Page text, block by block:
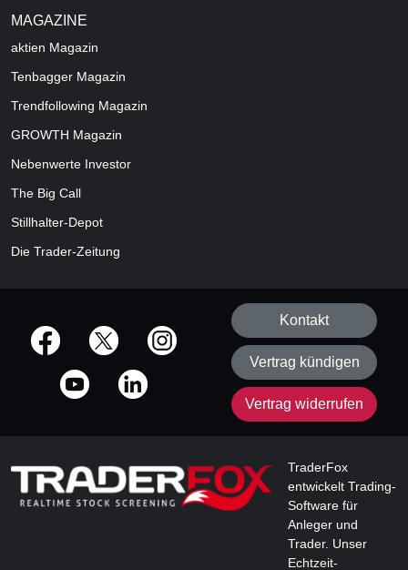
MAGAZINE
aktien Magazin
Tenbagger Magazin
Trendfollowing Magazin
GROWTH Magazin
Nebenwerte Investor
The Big Call
Stillhalter-Depot
Die Trader-Zeitung
offizielle Social Media-Accounts
Kontakt
Vertrag kündigen
Vertrag widerrufen
TraderFox
entwickelt Trading-
Software für
Anleger und
Trader. Unser
Echtzeit-